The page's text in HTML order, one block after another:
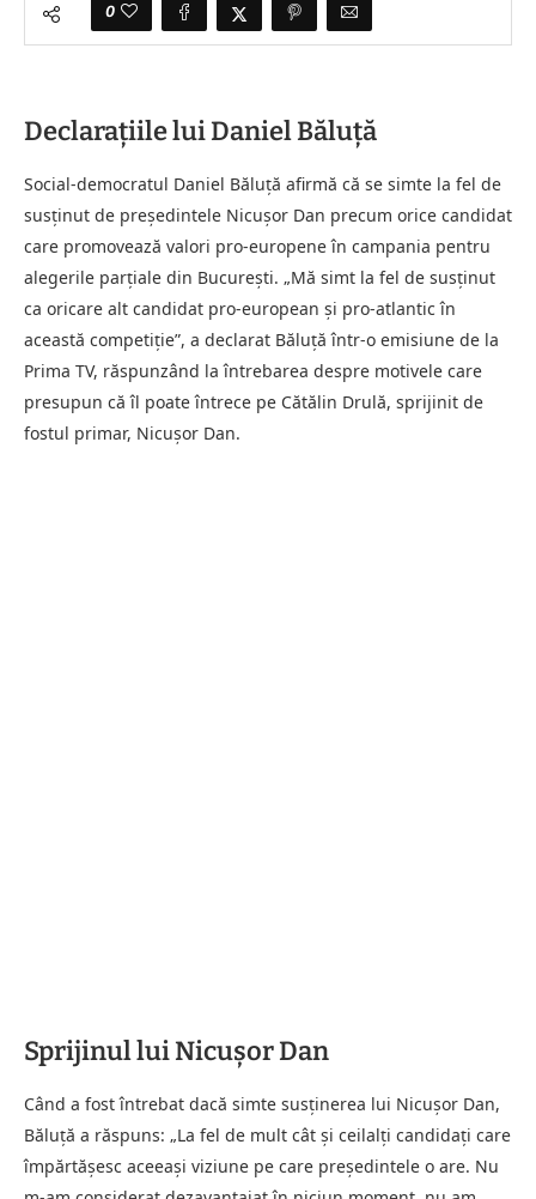
0
Declarațiile lui Daniel Băluță
Social-democratul Daniel Băluță afirmă că se simte la fel de
susținut de președintele Nicușor Dan precum orice candidat
care promovează valori pro-europene în campania pentru
alegerile parțiale din București. „Mă simt la fel de susținut
ca oricare alt candidat pro-european și pro-atlantic în
această competiție”, a declarat Băluță într-o emisiune de la
Prima TV, răspunzând la întrebarea despre motivele care
presupun că îl poate întrece pe Cătălin Drulă, sprijinit de
fostul primar, Nicușor Dan.
Sprijinul lui Nicușor Dan
Când a fost întrebat dacă simte susținerea lui Nicușor Dan,
Băluță a răspuns: „La fel de mult cât și ceilalți candidați care
împărtășesc aceeași viziune pe care președintele o are. Nu